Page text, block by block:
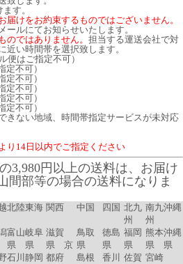
す。
届けをお約束するものではございません。
ルにてお知らせいたします。
のではありません。 担当する運送会社で対
近い時間帯を選択致します。
便はご指定不可）
定不可）
定不可）
定不可）
定不可）
定不可）
きない地域、時間帯指定サービスが未対応
り14日以内でご指定ください
3,980円以上の送料は、お届け
間部等の場合の送料になりま
北陸東海 関西 中国 四国 北九
州
南九
州
沖縄
富山
県
石川
岐阜
県
静岡
滋賀
県 京
都府
鳥取
県
島根
徳島
県
香川
福岡
県
佐賀
熊本
県
宮崎
沖縄
県